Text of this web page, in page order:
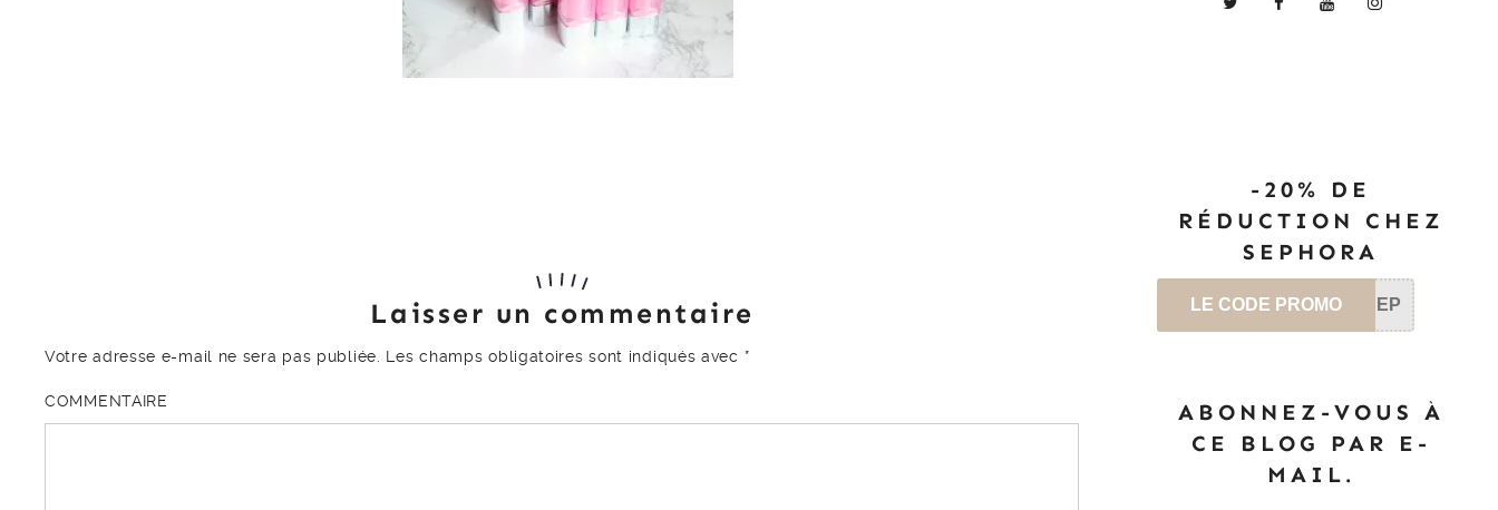
Laisser un commentaire
Votre adresse e-mail ne sera pas publiée. Les champs obligatoires sont indiqués avec *
COMMENTAIRE
-20% DE
RÉDUCTION CHEZ
SEPHORA
LE CODE PROMO SEP
ABONNEZ-VOUS À
CE BLOG PAR E-
MAIL.